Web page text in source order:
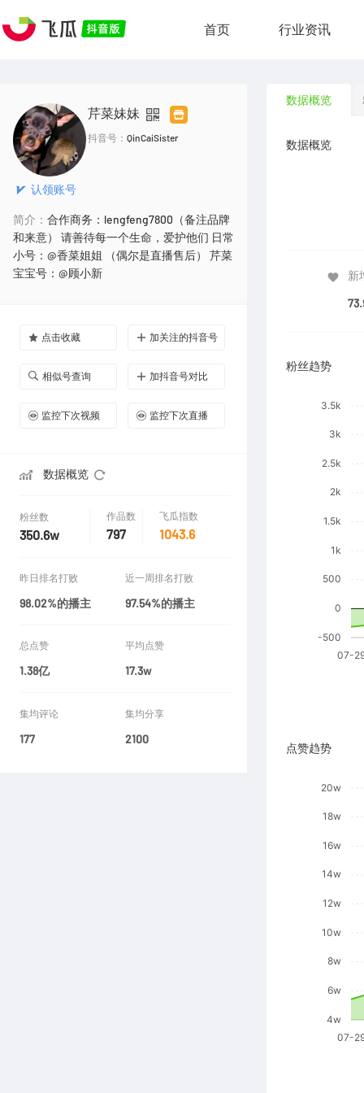
首页 行业资讯
认领账号
芹菜妹妹
抖音号： QinCaiSister
简介： 合作商务：lengfeng7800（备注品牌
和来意） 请善待每一个生命，爱护他们 日常
小号：@香菜姐姐 （偶尔是直播售后） 芹菜
宝宝号：@顾小新
点击收藏 加关注的抖音号
相似号查询 加抖音号对比
监控下次视频 监控下次直播
数据概览
粉丝数
350.6w
作品数
797
飞瓜指数
1043.6
昨日排名打败
98.02%的播主
近一周排名打败
97.54%的播主
总点赞
1.38亿
平均点赞
17.3w
集均评论
177
集均分享
2100
数据概览
数据概览
新
粉丝趋势
点赞趋势